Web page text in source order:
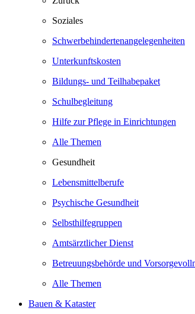
Soziales
Schwerbehindertenangelegenheiten
Unterkunftskosten
Bildungs- und Teilhabepaket
Schulbegleitung
Hilfe zur Pflege in Einrichtungen
Alle Themen
Gesundheit
Lebensmittelberufe
Psychische Gesundheit
Selbsthilfegruppen
Amtsärztlicher Dienst
Betreuungsbehörde und
Alle Themen
Bauen & Kataster